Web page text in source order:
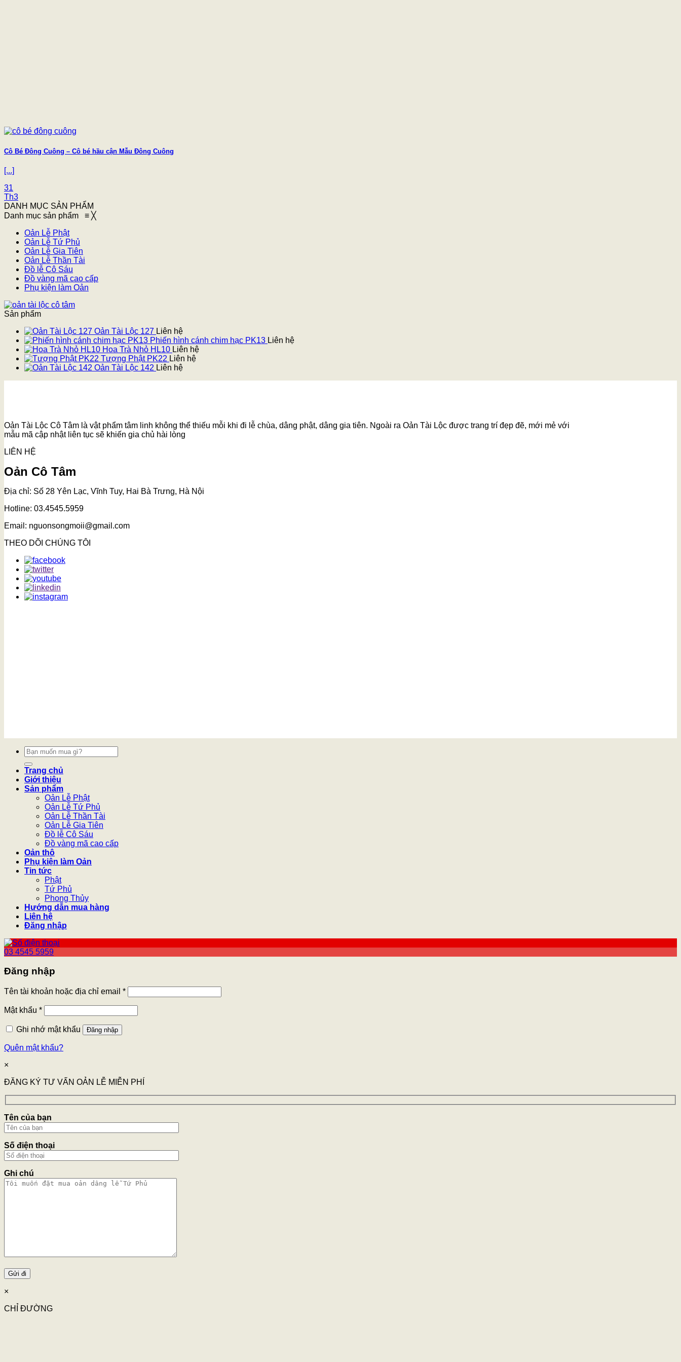
Cô Bé Đông Cuông – Cô bé hầu cận Mẫu Đông Cuông
[...]
31
Th3
DANH MỤC SẢN PHẨM
Danh mục sản phẩm ≡ ╳
Oản Lễ Phật
Oản Lễ Tứ Phủ
Oản Lễ Gia Tiên
Oản Lễ Thần Tài
Đồ lễ Cô Sáu
Đồ vàng mã cao cấp
Phụ kiện làm Oản
Sản phẩm
Oản Tài Lộc 127 Liên hệ
Phiến hình cánh chim hạc PK13 Liên hệ
Hoa Trà Nhỏ HL10 Liên hệ
Tượng Phật PK22 Liên hệ
Oản Tài Lộc 142 Liên hệ
Oản Tài Lộc Cô Tâm là vật phẩm tâm linh không thể thiếu mỗi khi đi lễ chùa, dâng phật, dâng gia tiên. Ngoài ra Oản Tài Lộc được trang trí đẹp đẽ, mới mẻ với
mẫu mã cập nhật liên tục sẽ khiến gia chủ hài lòng
LIÊN HỆ
Oản Cô Tâm
Địa chỉ: Số 28 Yên Lạc, Vĩnh Tuy, Hai Bà Trưng, Hà Nội
Hotline: 03.4545.5959
Email: nguonsongmoii@gmail.com
THEO DÕI CHÚNG TÔI
Tìm
kiếm:
Trang chủ
Giới thiệu
Sản phẩm
Oản Lễ Phật
Oản Lễ Tứ Phủ
Oản Lễ Thần Tài
Oản Lễ Gia Tiên
Đồ lễ Cô Sáu
Đồ vàng mã cao cấp
Oản thô
Phụ kiện làm Oản
Tin tức
Phật
Tứ Phủ
Phong Thủy
Hướng dẫn mua hàng
Liên hệ
Đăng nhập
03 4545 5959
Đăng nhập
Tên tài khoản hoặc địa chỉ email *
Mật khẩu *
Ghi nhớ mật khẩu Đăng nhập
Quên mật khẩu?
×
ĐĂNG KÝ TƯ VẤN OẢN LỄ MIỄN PHÍ
Tên của bạn
Số điện thoại
Ghi chú
×
CHỈ ĐƯỜNG